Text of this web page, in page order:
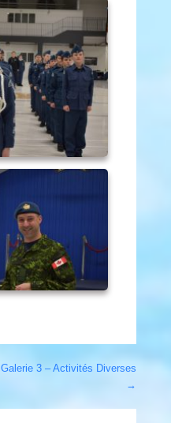
Galerie 3 – Activités Diverses
→